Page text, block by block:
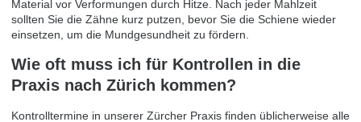
Material vor Verformungen durch Hitze. Nach jeder Mahlzeit
sollten Sie die Zähne kurz putzen, bevor Sie die Schiene wieder
einsetzen, um die Mundgesundheit zu fördern.
Wie oft muss ich für Kontrollen in die
Praxis nach Zürich kommen?
Kontrolltermine in unserer Zürcher Praxis finden üblicherweise alle